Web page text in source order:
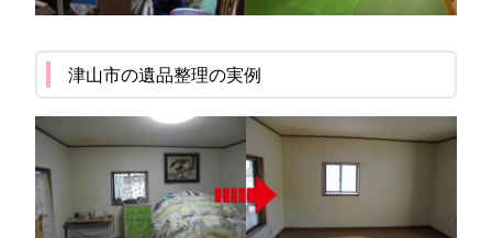
津山市の遺品整理の実例